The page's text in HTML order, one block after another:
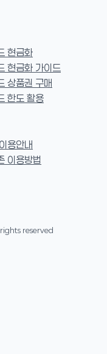
현금화
현금화 가이드
상품권 구매
한도 활용
용안내
이용방법
rights reserved